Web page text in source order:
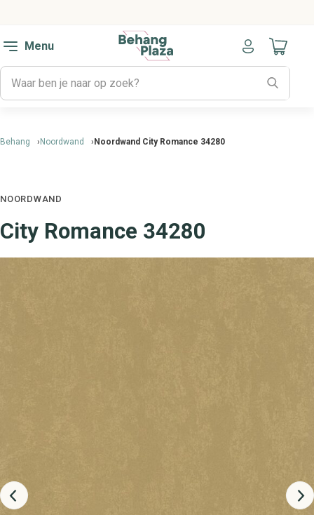
Menu
Naar
Behang Noordwand Noordwand City Romance 34280
NOORDWAND
City Romance 34280